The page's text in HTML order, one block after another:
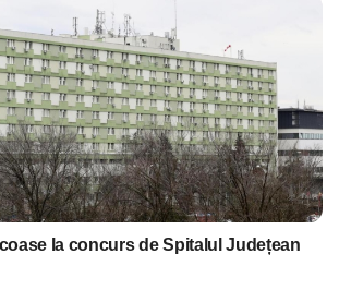
la concurs de Spitalul Județean